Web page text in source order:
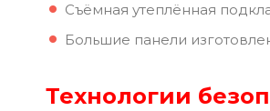
Съёмная утеплённая
Большие панели
Технологии